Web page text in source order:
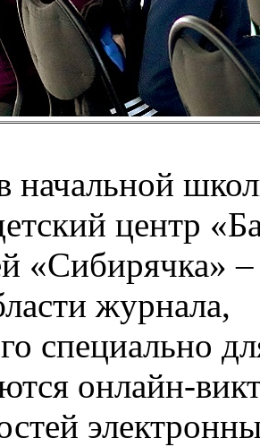
начальной
центр
«Сибирячка»
журнала,
специально
онлайн-